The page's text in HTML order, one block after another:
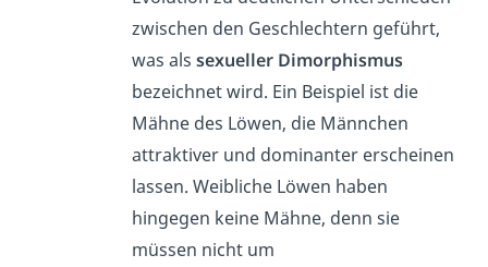
zwischen den Geschlechtern geführt,
was alssexueller Dimorphismus
bezeichnet wird. Ein Beispiel ist die
Mähne des Löwen, die Männchen
attraktiver und dominanter erscheinen
lassen. Weibliche Löwen haben
hingegen keine Mähne, denn sie
müssen nicht um